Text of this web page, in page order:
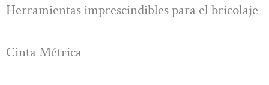
Herramientas imprescindibles para el bricolaje
Cinta Métrica